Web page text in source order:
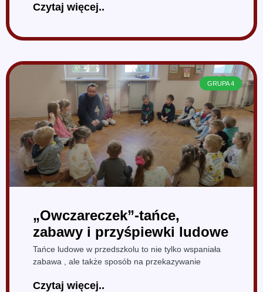
Czytaj więcej..
GRUPA 4
„Owczareczek”-tańce,
zabawy i przyśpiewki ludowe
Tańce ludowe w przedszkolu to nie tylko wspaniała
zabawa , ale także sposób na przekazywanie
Czytaj więcej..